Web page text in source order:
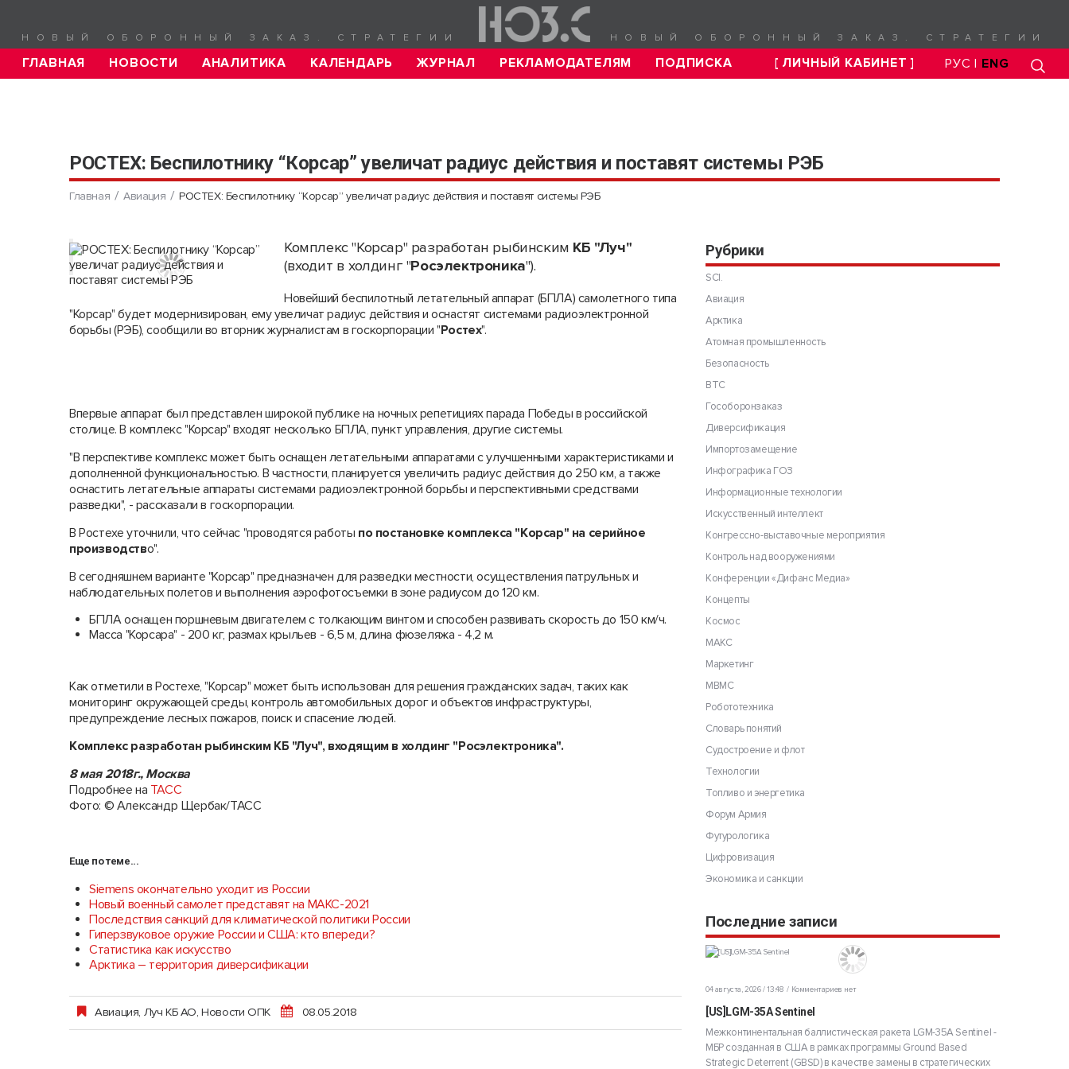
НОВЫЙ ОБОРОННЫЙ ЗАКАЗ. СТРАТЕГИИ НОВЫЙ ОБОРОННЫЙ ЗАКАЗ. СТРАТЕГИИ
ГЛАВНАЯ НОВОСТИ АНАЛИТИКА КАЛЕНДАРЬ ЖУРНАЛ РЕКЛАМОДАТЕЛЯМ ПОДПИСКА [ ЛИЧНЫЙ КАБИНЕТ ] РУС | ENG
РОСТЕХ: Беспилотнику “Корсар” увеличат радиус действия и поставят системы РЭБ
Главная Авиация РОСТЕХ: Беспилотнику “Корсар” увеличат радиус действия и поставят системы РЭБ
Комплекс "Корсар" разработан рыбинским КБ "Луч"
(входит в холдинг "Росэлектроника").
Новейший беспилотный летательный аппарат (БПЛА) самолетного типа
"Корсар" будет модернизирован, ему увеличат радиус действия и оснастят системами радиоэлектронной
борьбы (РЭБ), сообщили во вторник журналистам в госкорпорации "Ростех".
Впервые аппарат был представлен широкой публике на ночных репетициях парада Победы в российской
столице. В комплекс "Корсар" входят несколько БПЛА, пункт управления, другие системы.
"В перспективе комплекс может быть оснащен летательными аппаратами с улучшенными характеристиками и
дополненной функциональностью. В частности, планируется увеличить радиус действия до 250 км, а также
оснастить летательные аппараты системами радиоэлектронной борьбы и перспективными средствами
разведки", - рассказали в госкорпорации.
В Ростехе уточнили, что сейчас "проводятся работы по постановке комплекса "Корсар" на серийное
производство".
В сегодняшнем варианте "Корсар" предназначен для разведки местности, осуществления патрульных и
наблюдательных полетов и выполнения аэрофотосъемки в зоне радиусом до 120 км.
БПЛА оснащен поршневым двигателем с толкающим винтом и способен развивать скорость до 150 км/ч.
Масса "Корсара" - 200 кг, размах крыльев - 6,5 м, длина фюзеляжа - 4,2 м.
Как отметили в Ростехе, "Корсар" может быть использован для решения гражданских задач, таких как
мониторинг окружающей среды, контроль автомобильных дорог и объектов инфраструктуры,
предупреждение лесных пожаров, поиск и спасение людей.
Комплекс разработан рыбинским КБ "Луч", входящим в холдинг "Росэлектроника".
8 мая 2018г., Москва
Подробнее на ТАСС
Фото: © Александр Щербак/ТАСС
Еще по теме...
Siemens окончательно уходит из России
Новый военный самолет представят на МАКС-2021
Последствия санкций для климатической политики России
Гиперзвуковое оружие России и США: кто впереди?
Статистика как искусство
Арктика – территория диверсификации
Авиация, Луч КБ АО,Новости ОПК 08.05.2018
Рубрики
SCI.
Авиация
Арктика
Атомная промышленность
Безопасность
ВТС
Гособоронзаказ
Диверсификация
Импортозамещение
Инфографика ГОЗ
Информационные технологии
Искусственный интеллект
Конгрессно-выставочные мероприятия
Контроль над вооружениями
Конференции «Дифанс Медиа»
Концепты
Космос
МАКС
Маркетинг
МВМС
Робототехника
Словарь понятий
Судостроение и флот
Технологии
Топливо и энергетика
Форум Армия
Футурологика
Цифровизация
Экономика и санкции
Последние записи
04 августа, 2026 / 13:48 Комментариев нет
[US]LGM-35A Sentinel
Межконтинентальная баллистическая ракета LGM-35A Sentinel -
МБР созданная в США в рамках программы Ground Based
Strategic Deterrent (GBSD) в качестве замены в стратегических